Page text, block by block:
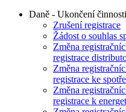
Daně - Ukončení činnosti
Zrušení registrace
Žádost o souhlas
Změna
registrace
Změna
registrace ke
Změna
registrace k